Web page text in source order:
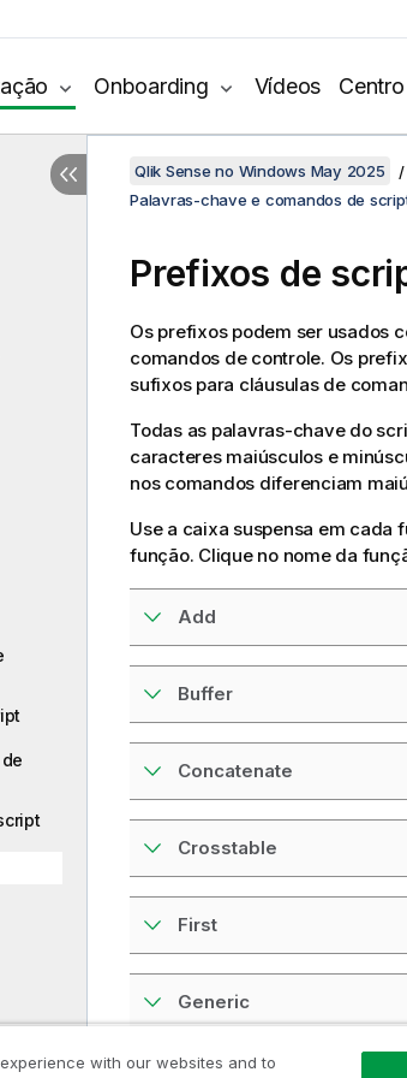
Onboarding Vídeos
Qlik Sense no Windows May 2025
Palavras-chave e comandos de
Prefixos de
Os prefixos podem ser usados
comandos de controle. Os
sufixos para cláusulas de
Todas as palavras-chave do
caracteres maiúsculos e
nos comandos diferenciam
Use a caixa suspensa em cada
função. Clique no nome da
Add
Buffer
Concatenate
Crosstable
First
Generic
with our websites and to